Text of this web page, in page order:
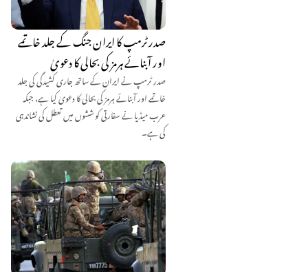
صدر ٹرمپ کا ایران جنگ کے جلد خاتمے
اور آبنائے ہرمز کی بحالی کا دعویٰ
صدر ٹرمپ نے ایران کے ساتھ جاری کشیدگی کی جلد
خاتمے اور آبنائے ہرمز کی بحالی کا دعویٰ کیا ہے، جبکہ
عرب میڈیا نے سفارتی کوششوں میں تعطل کی نشاندہی
کی ہے۔